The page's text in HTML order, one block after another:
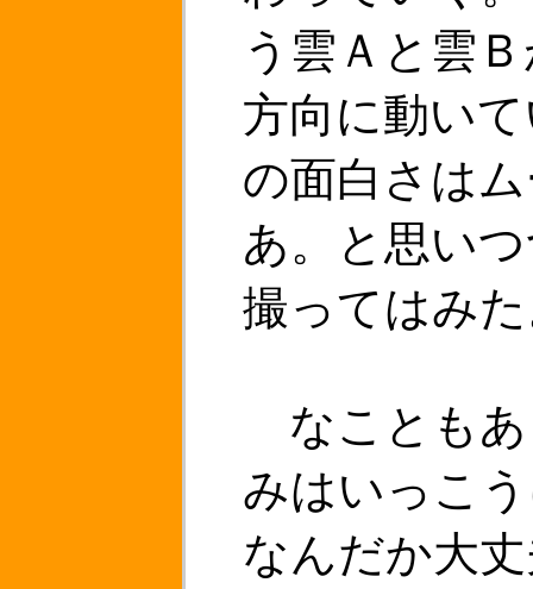
う雲Ａと雲
方向に動い
の面白さは
あ。と思い
撮ってはみ
なこともあ
みはいっこ
なんだか大